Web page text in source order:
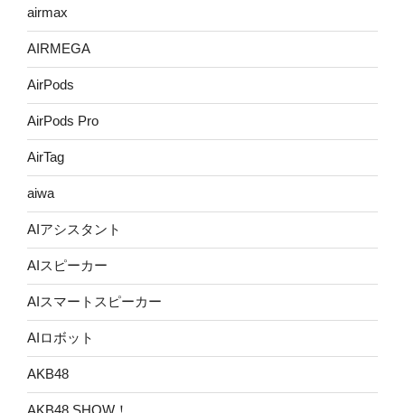
airmax
AIRMEGA
AirPods
AirPods Pro
AirTag
aiwa
AIアシスタント
AIスピーカー
AIスマートスピーカー
AIロボット
AKB48